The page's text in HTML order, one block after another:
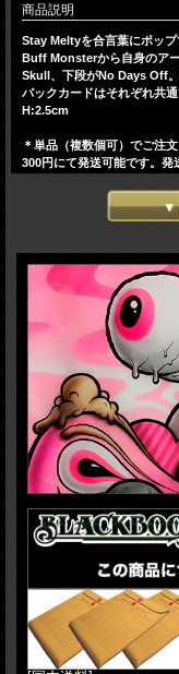
商品説明
Stay Meltyを合言葉にポッ
Buff Monsterから自身のア
Skull、下段がNo Days Off
バックカードはそれぞれ共
H:2.5cm
＊単品（複数個可）でご注
300円にて発送可能です。発
▼